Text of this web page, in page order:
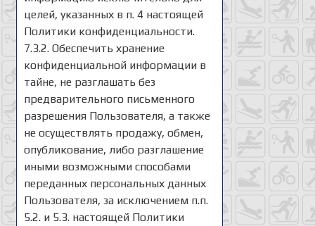
целей, указанных в п. 4 настоящей
Политики конфиденциальности.
7.3.2. Обеспечить хранение
конфиденциальной информации в
тайне, не разглашать без
предварительного письменного
разрешения Пользователя, а также
не осуществлять продажу, обмен,
опубликование, либо разглашение
иными возможными способами
переданных персональных данных
Пользователя, за исключением п.п.
5.2. и 5.3. настоящей Политики